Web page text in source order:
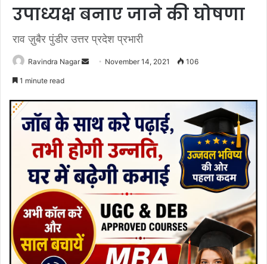
उपाध्यक्ष बनाए जाने की घोषणा
राव ज़ुबैर पुंडीर उत्तर प्रदेश प्रभारी
Ravindra Nagar
Send November 14, 2021 106
1 minute read